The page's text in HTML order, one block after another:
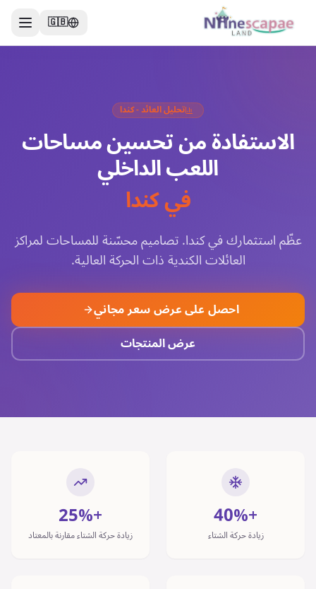
🇬🇧
تحليل العائد - كندا
الاستفادة من تحسين مساحات
اللعب الداخلي
في كندا
عظّم استثمارك في كندا. تصاميم محسّنة للمساحات لمراكز
العائلات الكندية ذات الحركة العالية.
احصل على عرض سعر مجاني
عرض المنتجات
+40%
زيادة حركة الشتاء
+25%
زيادة حركة الشتاء مقارنة بالمعتاد